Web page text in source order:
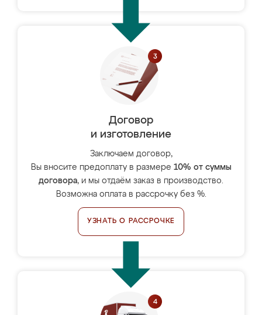
Договор
и изготовление
Заключаем договор,
Вы вносите предоплату в размере 10% от суммы
договора, и мы отдаём заказ в производство.
Возможна оплата в рассрочку без %.
УЗНАТЬ О РАССРОЧКЕ